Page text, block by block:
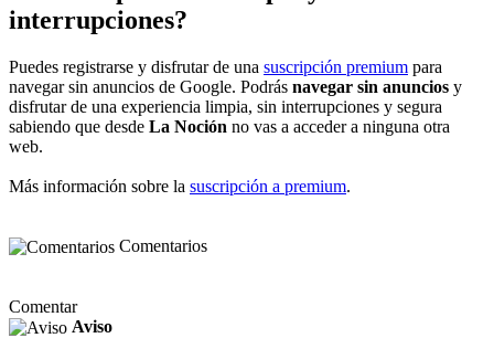
interrupciones?
Puedes registrarse y disfrutar de una suscripción premium para
navegar sin anuncios de Google. Podrás navegar sin anuncios y
disfrutar de una experiencia limpia, sin interrupciones y segura
sabiendo que desde La Noción no vas a acceder a ninguna otra
web.
Más información sobre la suscripción a premium.
Comentarios
Comentar
Aviso